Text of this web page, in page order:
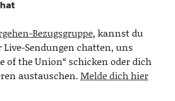
Bezugsgruppe, kannst du
Sendungen chatten, uns
of the Union“ schicken oder dich
austauschen.Melde dich hier